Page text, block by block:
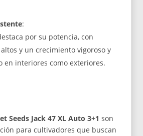
:
por su potencia, con
altos y un crecimiento vigoroso y
en interiores como exteriores.
Seeds Jack 47 XL Auto 3+1 son
para cultivadores que buscan